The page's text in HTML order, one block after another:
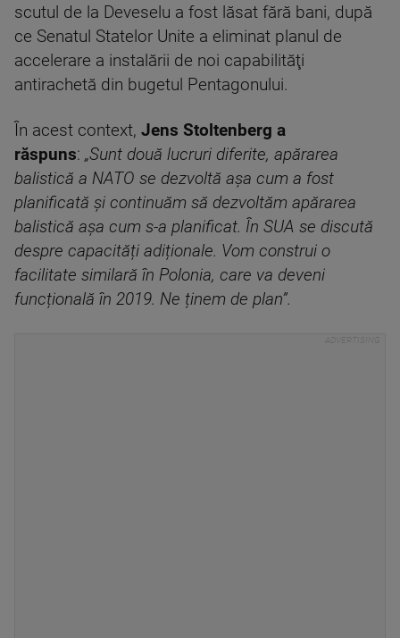
scutul de la Deveselu a fost lăsat fără bani, după
ce Senatul Statelor Unite a eliminat planul de
accelerare a instalării de noi capabilităţi
antirachetă din bugetul Pentagonului.
În acest context, Jens Stoltenberg a
răspuns: „Sunt două lucruri diferite, apărarea
balistică a NATO se dezvoltă așa cum a fost
planificată și continuăm să dezvoltăm apărarea
balistică așa cum s-a planificat. În SUA se discută
despre capacități adiționale. Vom construi o
facilitate similară în Polonia, care va deveni
funcțională în 2019. Ne ținem de plan”.